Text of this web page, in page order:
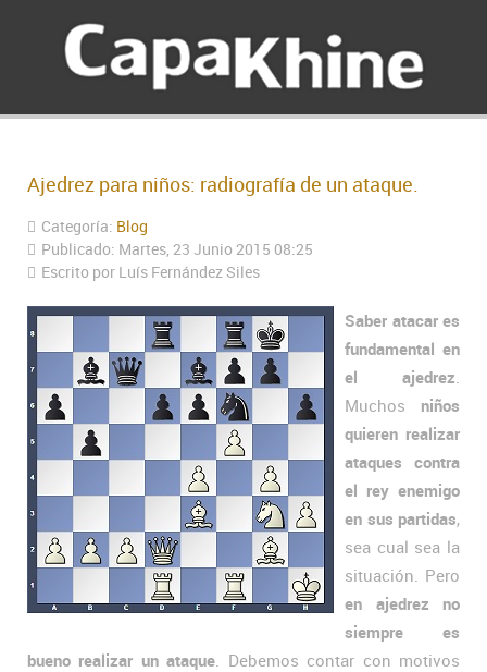
Ajedrez para niños: radiografía de un ataque.
Categoría: Blog
Publicado: Martes, 23 Junio 2015 08:25
Escrito por Luís Fernández Siles
Saber atacar es
fundamental en
el ajedrez
Muchos niños
quieren realizar
ataques contra
el rey enemigo
en sus partidas,
sea cual sea la
situación. Pero
en ajedrez no
siempre es
bueno realizar un ataque . Debemos contar con motivos